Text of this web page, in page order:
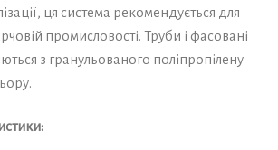
ця система рекомендується для
промисловості. Труби і фасовані
з гранульованого поліпропілену